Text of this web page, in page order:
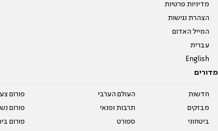
מדיניות פרטיות
הצהרת נגישות
המייל האדום
עברית
English
מדורים
חדשות
מבזקים
ביטחוני
העולם הערבי
תרבות ופנאי
ספורט
פורום
פורום
פורום